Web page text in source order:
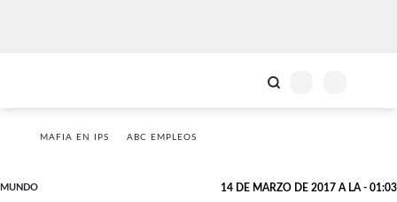
MAFIA EN IPS ABC EMPLEOS
MUNDO 14 DE MARZO DE 2017 A LA - 01:03